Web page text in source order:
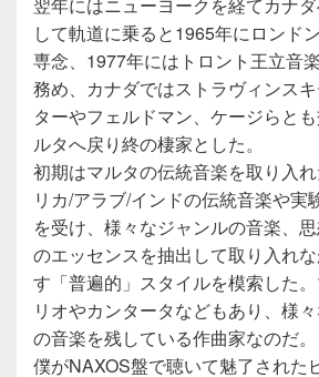
翌年にはニューヨークを経てカナ
して軌道に乗ると1965年にロンド
専念、1977年にはトロント王立音
務め、カナダではストラヴィンス
ターやフェルドマン、ケージらと
ルタへ戻り終の棲家とした。
初期はマルタの伝統音楽を取り入
リカ/アラブ/インドの伝統音楽や実
を受け、様々なジャンルの音楽、
のエッセンスを抽出して取り入れ
す「普遍的」スタイルを模索した
リオやカンタータなどもあり、様
の音楽を残している作曲家なのだ。
僕がNAXOS盤で聴いて魅了された